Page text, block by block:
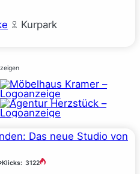
Kurpark
Klicks: 3122